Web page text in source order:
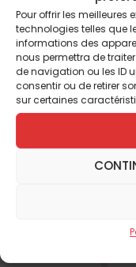
Pour offrir les meilleures
technologies telles que
informations des
nous permettra de
de navigation ou les ID
consentir ou de retirer
sur certaines
nouvelles
Il est certain
Chevaliers
que les jeunes
voulons
missionnaire
L’association a
mission et sur
nous
Pour
et de